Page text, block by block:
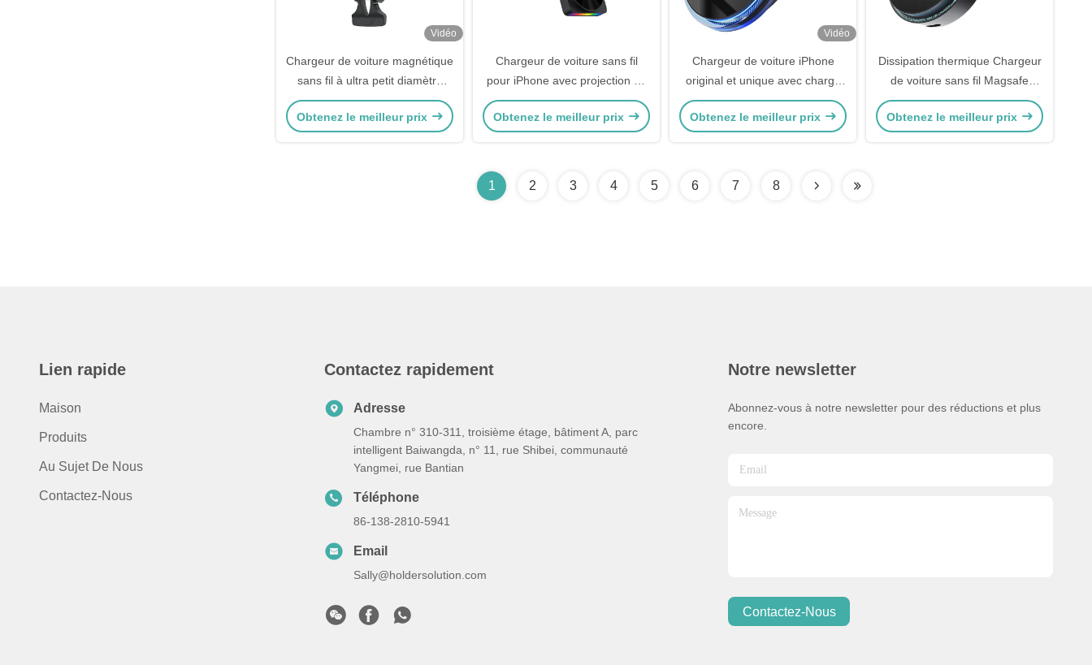
Vidéo
Chargeur de voiture magnétique
sans fil à ultra petit diamètre
avec texture en alliage
d'aluminium et fonctionnement à
Obtenez le meilleur prix
Chargeur de voiture sans fil
pour iPhone avec projection de
lumière ambiante en 9 couleurs
Obtenez le meilleur prix
Vidéo
Chargeur de voiture iPhone
original et unique avec charge
magnétique sans fil et
conception de lumière ambiante
Obtenez le meilleur prix
Dissipation thermique Chargeur
de voiture sans fil Magsafe
Charge rapide Opération à une
main
Obtenez le meilleur prix
1 2 3 4 5 6 7 8
Lien rapide
Maison
Produits
Au Sujet De Nous
Contactez-Nous
Contactez rapidement
Adresse
Chambre n° 310-311, troisième étage, bâtiment A, parc
intelligent Baiwangda, n° 11, rue Shibei, communauté
Yangmei, rue Bantian
Téléphone
86-138-2810-5941
Email
Sally@holdersolution.com
Notre newsletter
Abonnez-vous à notre newsletter pour des réductions et plus
encore.
Contactez-Nous